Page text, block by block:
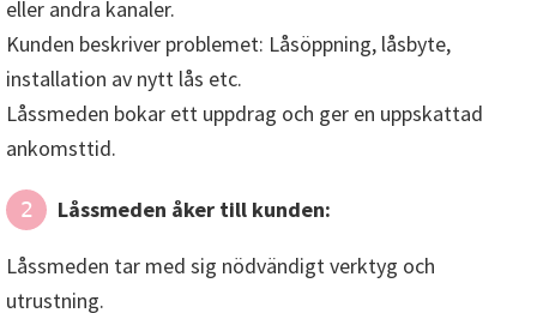
Låssmeden tar med sig nödvändigt verktyg och
utrustning.
Vid ankomsten identifierar låssmeden problemet och
informerar kunden om den bästa lösningen.
Låssmeden gör en bedömning av låset och dess skick.